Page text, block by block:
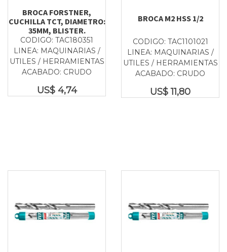
BROCA FORSTNER,
CUCHILLA TCT, DIAMETRO:
35MM, BLISTER.
CODIGO: TAC180351
LINEA: MAQUINARIAS /
UTILES / HERRAMIENTAS
ACABADO: CRUDO
US$ 4,74
BROCA M2 HSS 1/2
CODIGO: TAC1101021
LINEA: MAQUINARIAS /
UTILES / HERRAMIENTAS
ACABADO: CRUDO
US$11,80